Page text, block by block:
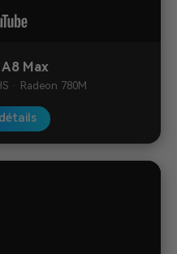
A8 Max
· Radeon 780M